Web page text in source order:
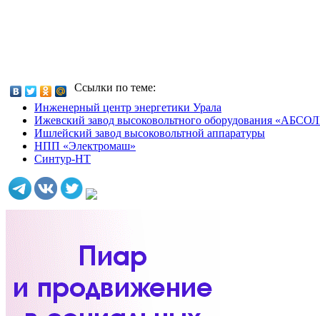
Ссылки по теме:
Инженерный центр энергетики Урала
Ижевский завод высоковольтного оборудования
Ишлейский завод высоковольтной аппаратуры
НПП «Электромаш»
Синтур-НТ